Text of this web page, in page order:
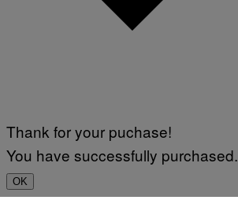
Thank for your puchase!
You have successfully purchased.
OK